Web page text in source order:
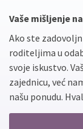
Vaše mišljenje
Ako ste
roditeljima u
svoje iskustvo.
zajednicu, već
našu ponudu.